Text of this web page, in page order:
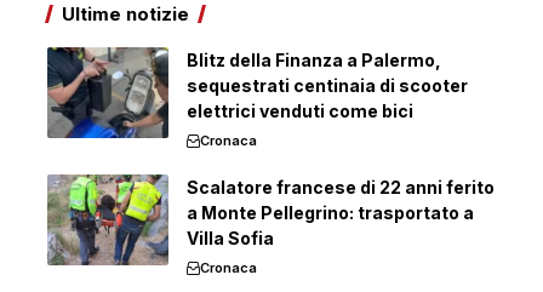
Ultime notizie
Blitz della Finanza a Palermo,
sequestrati centinaia di scooter
elettrici venduti come bici
Cronaca
Scalatore francese di 22 anni ferito
a Monte Pellegrino: trasportato a
Villa Sofia
Cronaca